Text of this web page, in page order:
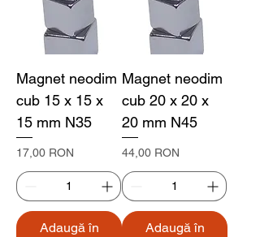
Magnet neodim
cub 15 x 15 x
15 mm N35
Preț
17,00 RON
Adaugă în
Magnet neodim
cub 20 x 20 x
20 mm N45
Preț
44,00 RON
Adaugă în